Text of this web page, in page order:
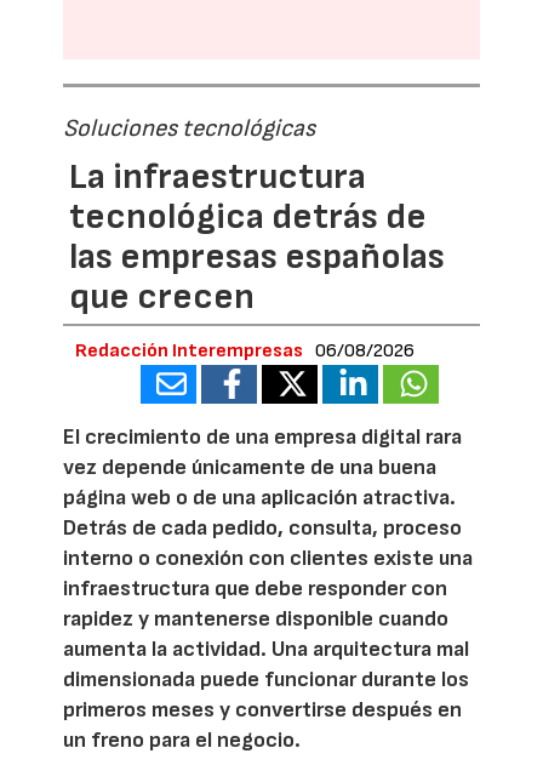
Soluciones tecnológicas
La infraestructura
tecnológica detrás de
las empresas españolas
que crecen
Redacción Interempresas 06/08/2026
El crecimiento de una empresa digital rara
vez depende únicamente de una buena
página web o de una aplicación atractiva.
Detrás de cada pedido, consulta, proceso
interno o conexión con clientes existe una
infraestructura que debe responder con
rapidez y mantenerse disponible cuando
aumenta la actividad. Una arquitectura mal
dimensionada puede funcionar durante los
primeros meses y convertirse después en
un freno para el negocio.